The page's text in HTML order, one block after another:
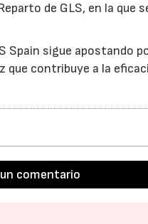
de GLS, en la que
Spain sigue apostando
que contribuye a la
comentario